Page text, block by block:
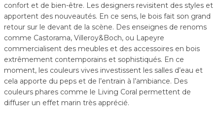
confort et de bien-être. Les designers revisitent des styles et
apportent des nouveautés. En ce sens, le bois fait son grand
retour sur le devant de la scène. Des enseignes de renoms
comme Castorama, Villeroy&Boch, ou Lapeyre
commercialisent des meubles et des accessoires en bois
extrêmement contemporains et sophistiqués. En ce
moment, les couleurs vives investissent les salles d’eau et
cela apporte du peps et de l’entrain à l’ambiance. Des
couleurs phares comme le Living Coral permettent de
diffuser un effet marin très apprécié.